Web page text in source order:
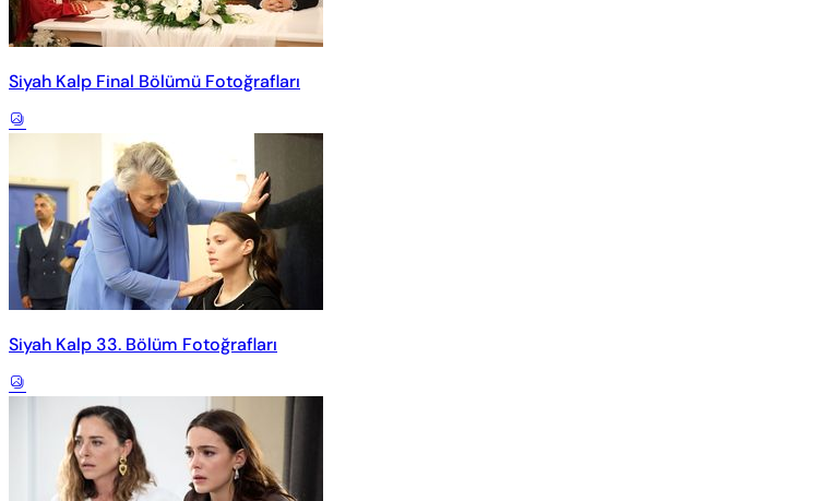
Siyah Kalp Final Bölümü Fotoğrafları
Siyah Kalp 33. Bölüm Fotoğrafları